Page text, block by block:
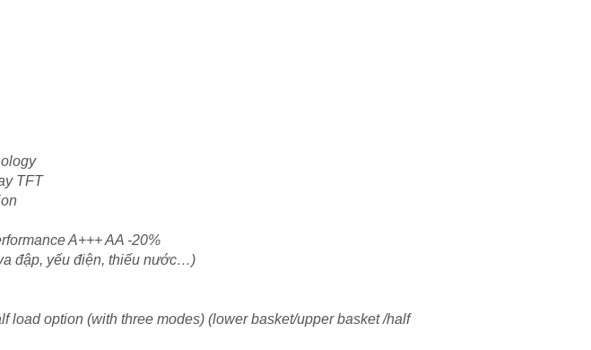
TFT
A+++ AA -20%
đập, yếu điện, thiếu nước…)
option (with three modes) (lower basket/upper basket /half